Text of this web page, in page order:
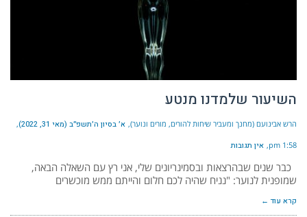
השיעור שלמדנו מנטע
הרש אבינועם (מחנך ומעביר שיחות להורים, מורים ונוער) א׳ בסיון ה׳תשפ״ב (מאי 31, 2022)
1:58 pm אין תגובות
כבר שנים שבהרצאות ובסמינריונים שלי, אני רץ עם השאלה הבאה,
שמופנית לנוער: "נניח שהיה לכם חלום והייתם ממש מוכשרים
קרא עוד ←